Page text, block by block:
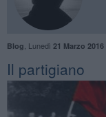
Blog Lunedì 21 Marzo 2016
Il partigiano